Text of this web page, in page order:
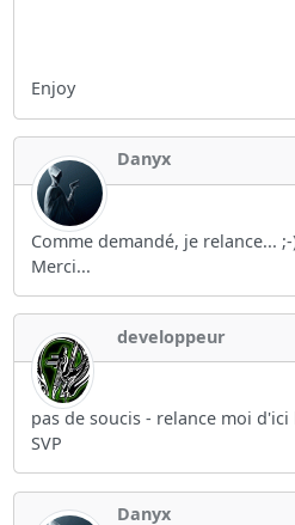
Enjoy
Danyx
Comme demandé, je relance... ;-
Merci...
developpeur
pas de soucis - relance moi
SVP
Danyx